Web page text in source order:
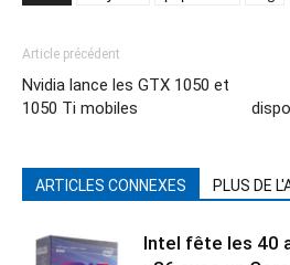
Article précédent
Nvidia lance les GTX 1050 et
1050 Ti mobiles
ARTICLES CONNEXES PLUS DE
Intel fête les 40